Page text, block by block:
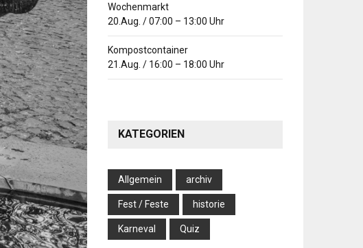
Wochenmarkt
20.Aug. /07:00 – 13:00 Uhr
Kompostcontainer
21.Aug. / 16:00 – 18:00 Uhr
KATEGORIEN
Allgemein archiv
Fest / Feste historie
Karneval Quiz